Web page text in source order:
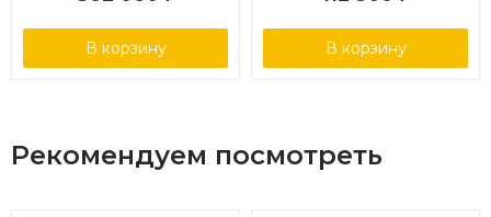
В корзину
23мм, ткань бежевая 052
В корзину
Рекомендуем посмотреть